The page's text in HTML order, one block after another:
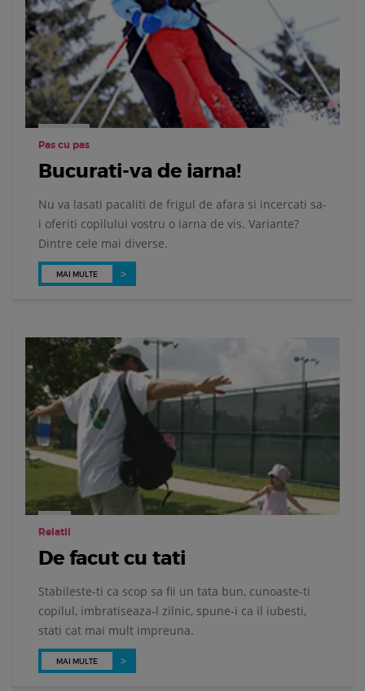
Pas cu pas
Bucurati-va de iarna!
Nu va lasati pacaliti de frigul de afara si incercati sa-
i oferiti copilului vostru o iarna de vis. Variante?
Dintre cele mai diverse.
MAI MULTE
Relatii
De facut cu tati
Stabileste-ti ca scop sa fii un tata bun, cunoaste-ti
copilul, imbratiseaza-l zilnic, spune-i ca il iubesti,
stati cat mai mult impreuna.
MAI MULTE